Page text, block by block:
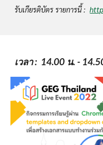
รับเกียรติบัตร รายการนี้ :
เวลา :  14.00 น. -